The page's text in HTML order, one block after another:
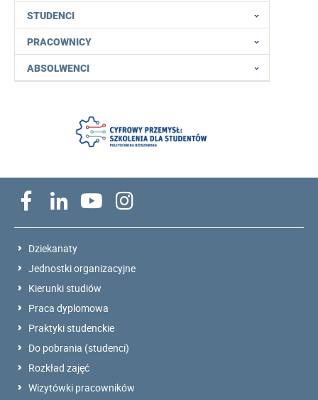
STUDENCI
PRACOWNICY
ABSOLWENCI
Dziekanaty
Jednostki organizacyjne
Kierunki studiów
Praca dyplomowa
Praktyki studenckie
Do pobrania (studenci)
Rozkład zajęć
Wizytówki pracowników